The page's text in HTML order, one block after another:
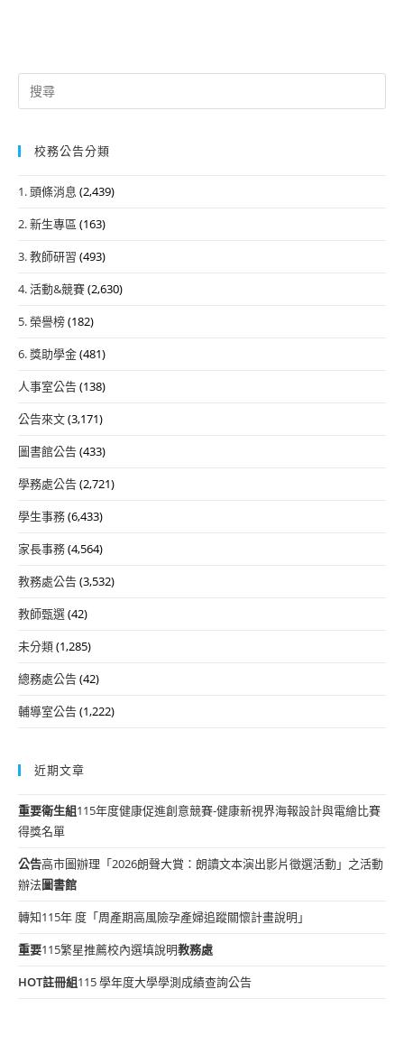
Search
for:
校務公告分類
1. 頭條消息 (2,439)
2. 新生專區 (163)
3. 教師研習 (493)
4. 活動&競賽(2,630)
5. 榮譽榜(182)
6. 獎助學金(481)
人事室公告(138)
公告來文(3,171)
圖書館公告(433)
學務處公告(2,721)
學生事務(6,433)
家長事務(4,564)
教務處公告(3,532)
教師甄選(42)
未分類(1,285)
總務處公告(42)
輔導室公告(1,222)
近期文章
重要衛生組115年度健康促進創意競賽-健康新視界海報設計與電繪比賽
得獎名單
公告高市圖辦理「2026朗聲大賞：朗讀文本演出影片徵選活動」之活動
辦法圖書館
轉知115年 度「周產期高風險孕產婦追蹤關懷計畫說明」
重要115繁星推薦校內選填說明教務處
HOT註冊組115 學年度大學學測成績查詢公告